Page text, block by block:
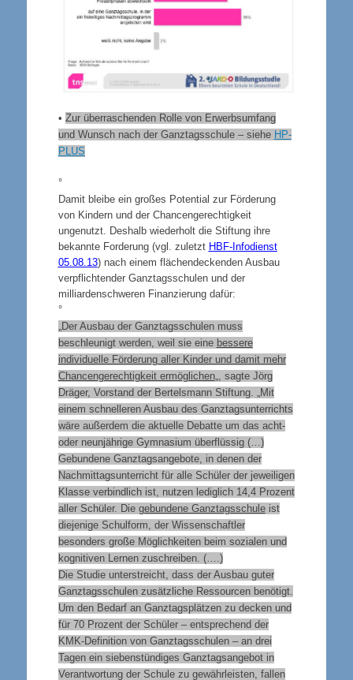
• Zur überraschenden Rolle von Erwerbsumfang
und Wunsch nach der Ganztagsschule – siehe HP-
PLUS
°
Damit bleibe ein großes Potential zur Förderung
von Kindern und der Chancengerechtigkeit
ungenutzt. Deshalb wiederholt die Stiftung ihre
bekannte Forderung (vgl. zuletzt HBF-Infodienst
05.08.13) nach einem flächendeckenden Ausbau
verpflichtender Ganztagsschulen und der
milliardenschweren Finanzierung dafür:
°
„Der Ausbau der Ganztagsschulen muss
beschleunigt werden, weil sie eine bessere
individuelle Förderung aller Kinder und damit mehr
Chancengerechtigkeit ermöglichen„, sagte Jörg
Dräger, Vorstand der Bertelsmann Stiftung. „Mit
einem schnelleren Ausbau des Ganztagsunterrichts
wäre außerdem die aktuelle Debatte um das acht-
oder neunjährige Gymnasium überflüssig (…)
Gebundene Ganztagsangebote, in denen der
Nachmittagsunterricht für alle Schüler der jeweiligen
Klasse verbindlich ist, nutzen lediglich 14,4 Prozent
aller Schüler. Die gebundene Ganztagsschuleist
diejenige Schulform, der Wissenschaftler
besonders große Möglichkeiten beim sozialen und
kognitiven Lernen zuschreiben. (….)
Die Studie unterstreicht, dass der Ausbau guter
Ganztagsschulen zusätzliche Ressourcen benötigt.
Um den Bedarf an Ganztagsplätzen zu decken und
für 70 Prozent der Schüler – entsprechend der
KMK-Definition von Ganztagsschulen – an drei
Tagen ein siebenstündiges Ganztagsangebot in
Verantwortung der Schule zu gewährleisten, fallen